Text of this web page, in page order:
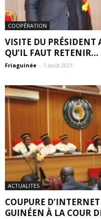
COOPÉRATION
VISITE DU PRÉSIDENT
QU’IL FAUT RETENIR…
Friaguinée - 1 août 2021
ACTUALITES
COUPURE
GUINÉEN À LA COUR